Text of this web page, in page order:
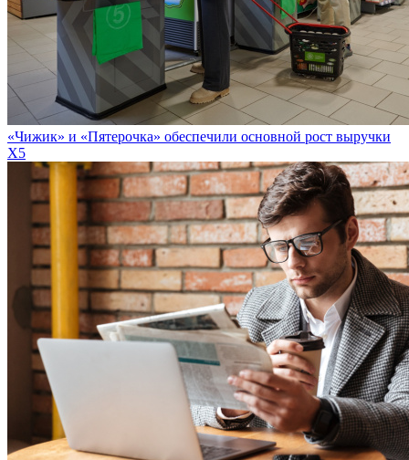
«Чижик» и «Пятерочка» обеспечили основной рост выручки
X5